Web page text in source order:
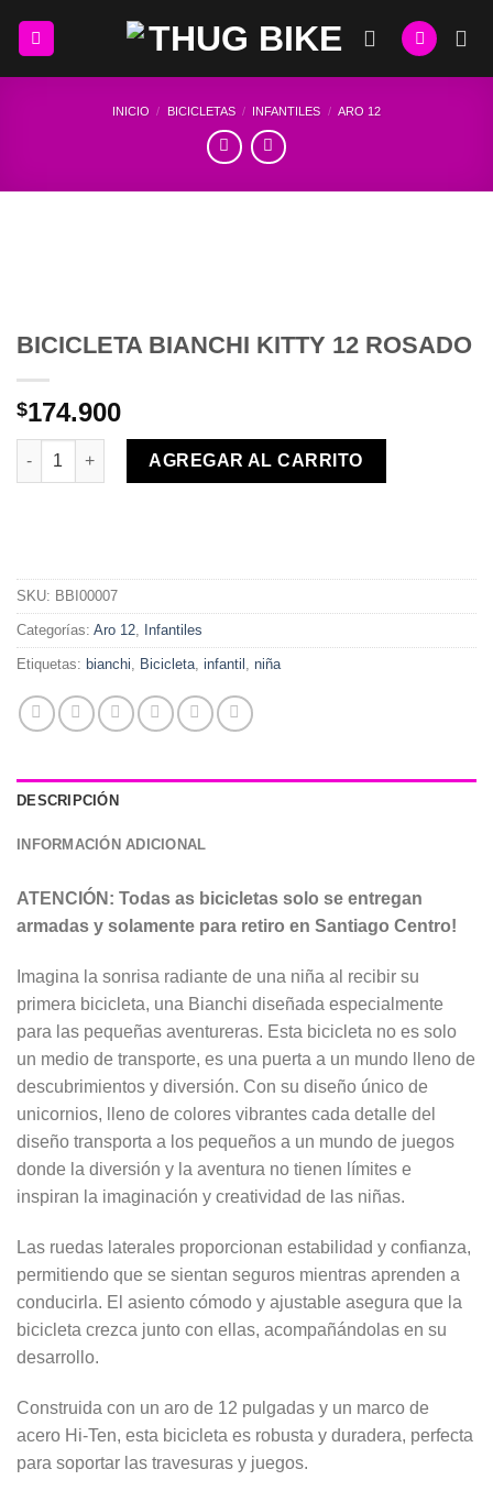
INICIO / BICICLETAS / INFANTILES / ARO 12
BICICLETA BIANCHI KITTY 12 ROSADO
$174.900
BICICLETA BIANCHI KITTY 12 ROSADO cantidad
AGREGAR AL CARRITO
SKU: BBI00007
Categorías: Aro 12, Infantiles
Etiquetas: bianchi, Bicicleta, infantil , niña
DESCRIPCIÓN
INFORMACIÓN ADICIONAL
ATENCIÓN: Todas as bicicletas solo se entregan
armadas y solamente para retiro en Santiago Centro!
Imagina la sonrisa radiante de una niña al recibir su
primera bicicleta, una Bianchi diseñada especialmente
para las pequeñas aventureras. Esta bicicleta no es solo
un medio de transporte, es una puerta a un mundo lleno de
descubrimientos y diversión. Con su diseño único de
unicornios, lleno de colores vibrantes cada detalle del
diseño transporta a los pequeños a un mundo de juegos
donde la diversión y la aventura no tienen límites e
inspiran la imaginación y creatividad de las niñas.
Las ruedas laterales proporcionan estabilidad y confianza,
permitiendo que se sientan seguros mientras aprenden a
conducirla. El asiento cómodo y ajustable asegura que la
bicicleta crezca junto con ellas, acompañándolas en su
desarrollo.
Construida con un aro de 12 pulgadas y un marco de
acero Hi-Ten, esta bicicleta es robusta y duradera, perfecta
para soportar las travesuras y juegos.